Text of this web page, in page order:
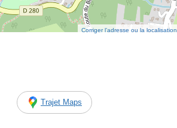
Corriger l’adresse ou la localisation
Trajet Maps